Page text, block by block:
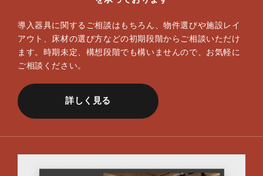
導入器具に関するご相談はもちろん、物件選びや施設レイ
アウト、床材の選び方などの初期段階からご相談いただけ
ます。時期未定、構想段階でも構いませんので、お気軽に
ご相談ください。
詳しく見る